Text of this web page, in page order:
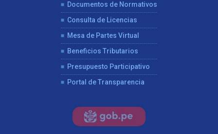
Documentos de Normativos
Consulta de Licencias
Mesa de Partes Virtual
Beneficios Tributarios
Presupuesto Participativo
Portal de Transparencia